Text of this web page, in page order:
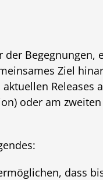
der Begegnungen,
Ziel
Releases
oder am
dass